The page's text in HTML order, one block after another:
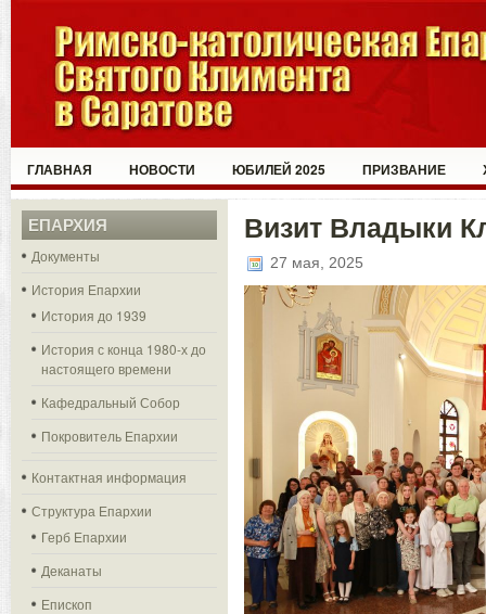
ГЛАВНАЯ НОВОСТИ ЮБИЛЕЙ 2025 ПРИЗВАНИЕ
ЕПАРХИЯ
Документы
История Епархии
История до 1939
История с конца 1980-х до
настоящего времени
Кафедральный Собор
Покровитель Епархии
Контактная информация
Структура Епархии
Герб Епархии
Деканаты
Епископ
Визит Владыки
27 мая, 2025